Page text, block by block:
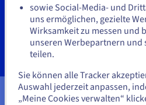
Vertriebsteam
Auf der aktuellen Website
Eine andere Website wählen
sowie Social-Media- und
uns ermöglichen, gezielte
Wirksamkeit zu messen und
unseren Werbepartnern und
teilen.
Sie können alle Tracker
Auswahl jederzeit anpassen,
„Meine Cookies verwalten“